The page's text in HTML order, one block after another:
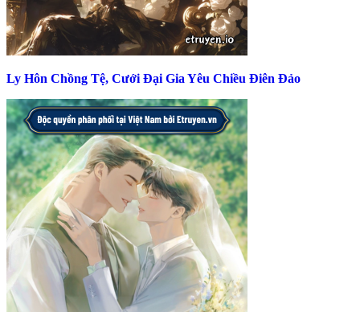
Ly Hôn Chồng Tệ, Cưới Đại Gia Yêu Chiều Điên Đảo